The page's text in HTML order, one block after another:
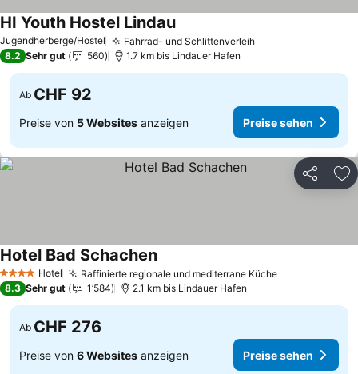
Jugendherberge/Hostel Fahrrad- und SchlittenverleihPreise sehen
HI Youth Hostel LindauPreise sehen
8.2 Sehr gut 560 1.7 km bis Lindauer Hafen
Ab CHF 92
Preise von 5 Websites anzeigen Preise sehen
Teilen
4 Sterne Hotel Raffinierte regionale und mediterrane KüchePreise sehen
Hotel Bad SchachenPreise sehen
8.3 Sehr gut 1’584 2.1 km bis Lindauer Hafen
Ab CHF 276
Preise von 6 Websites anzeigen Preise sehen